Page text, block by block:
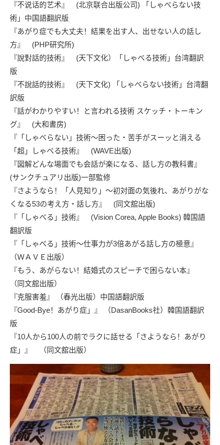
『不说话的艺术』
(北京联合出版公司) 「しゃべらない技
術」中国語翻訳版
『あがり症でも大丈夫！結果を出す人、出せない人の話し
方』
(PHP研究所)
『說對話的技術』
(天下文化）「しゃべる技術」台湾翻訳
版
『不說話的技術』
(天下文化) 「しゃべらない技術」台湾翻
訳版
『話がわかりやすい！と言われる技術 スケッチ・トーキン
グ』
(大和書房)
『「しゃべらない」技術～困った・苦手がスーッと消える
「超」しゃべる技術』
(WAVE出版)
『図解どんな場面でも会話が楽になる、話し方の教科書』
(サンクチュアリ出版)一部監修
『さようなら！「人見知り」～初対面の気後れ、あがりがな
くなる53の考え方・話し方』
(同文舘出版)
『「しゃべる」技術』 (Vision Corea, Apple Books) 韓国語
翻訳版
『「しゃべる」技術～仕事力が3倍あがる話し方の極意』
（ＷＡＶＥ出版）
『もう、あがらない！結婚式のスピーチで困らない本』
（同文舘出版）
『克服害羞』
（春光出版）中国語翻訳版
『Good-Bye！あがり症」』
（DasanBooks社）韓国語翻訳
版
『10人から100人の前でラクに話せる「さようなら！あがり
症」』
（同文舘出版）